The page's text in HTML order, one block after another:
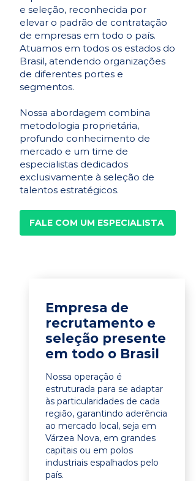
e seleção, reconhecida por
elevar o padrão de contratação
de empresas em todo o país.
Atuamos em todos os estados do
Brasil, atendendo organizações
de diferentes portes e
segmentos.
Nossa abordagem combina
metodologia proprietária,
profundo conhecimento de
mercado e um time de
especialistas dedicados
exclusivamente à seleção de
talentos estratégicos.
FALE COM UM ESPECIALISTA
Empresa de
recrutamento e
seleção presente
em todo o Brasil
Nossa operação é
estruturada para se adaptar
às particularidades de cada
região, garantindo aderência
ao mercado local, seja em
Várzea Nova, em grandes
capitais ou em polos
industriais espalhados pelo
país.